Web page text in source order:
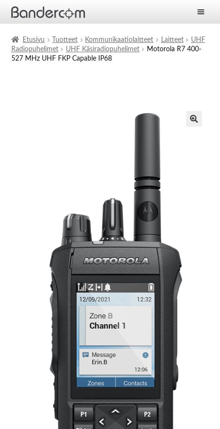
Tuotteet
valikko
Etusivu Tuotteet Kommunikaatiolaitteet Laitteet
UHF
Radiopuhelimet
UHF Käsiradiopuhelimet
Motorola R7 400-
527 MHz UHF FKP Capable IP68